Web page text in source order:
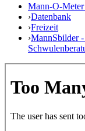
Mann-O-Meter
›Datenbank
›Freizeit
›MannSbilder